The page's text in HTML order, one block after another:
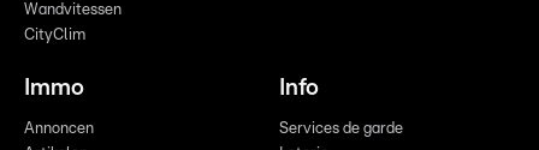
Wandvitessen
CityClim
Immo
Annoncen
Info
Services de garde